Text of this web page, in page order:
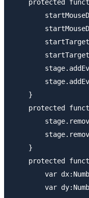
protected
    }
protected
    }
protected
var
var